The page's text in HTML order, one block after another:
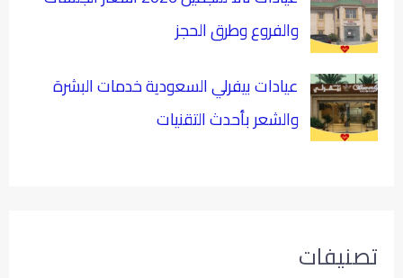
والفروع وطرق الحجز
عيادات بيفرلي السعودية خدمات البشرة
والشعر بأحدث التقنيات
تصنيفات